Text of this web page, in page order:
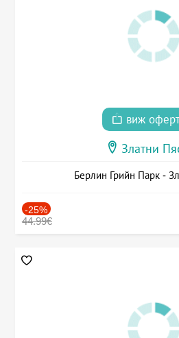
виж
Златни
Берлин Грийн Парк -
-25%
44.99€